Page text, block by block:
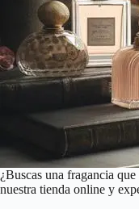
¿Buscas una fragancia
nuestra tienda online y